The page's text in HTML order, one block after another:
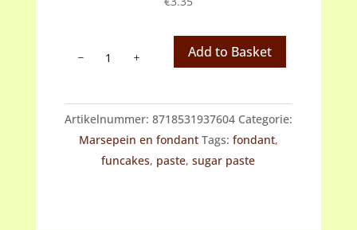
pink)
aantal
Add to Basket
Artikelnummer: 8718531937604 Categorie:
Marsepein en fondant Tags: fondant,
funcakes, paste,sugar paste